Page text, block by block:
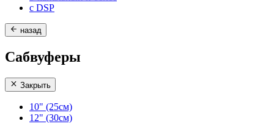
с DSP
назад
Сабвуферы
Закрыть
10" (25см)
12" (30см)